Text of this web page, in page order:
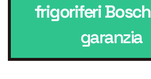
frigoriferi Bosch
garanzia